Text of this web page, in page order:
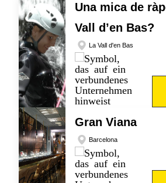
Una mica de
Vall d’en Bas?
La Vall d'en Bas
Gran Viana
Barcelona